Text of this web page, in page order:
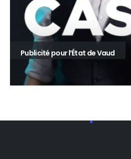
Publicité pour l’État de Vaud